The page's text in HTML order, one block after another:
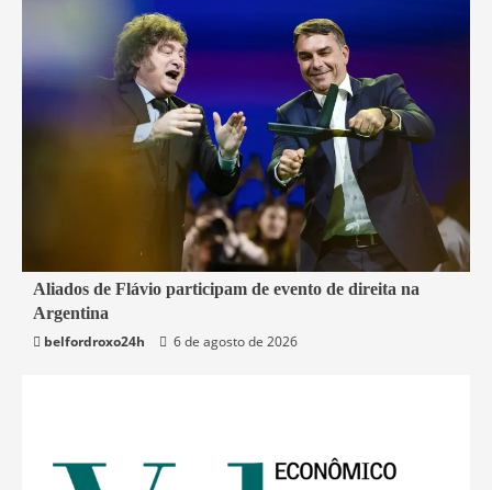
2 min read
Mundo
Aliados de Flávio participam de evento de direita na
Argentina
belfordroxo24h
6 de agosto de 2026